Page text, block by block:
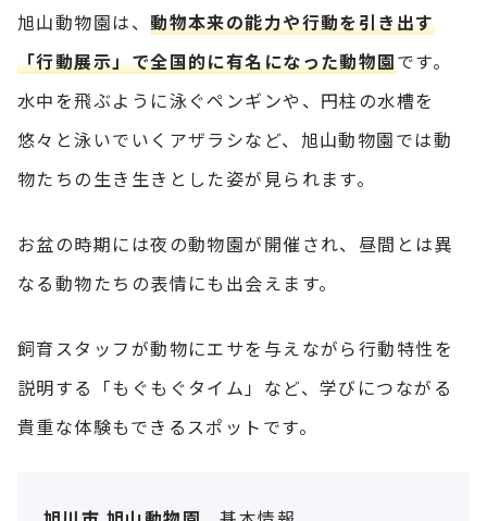
旭山動物園は、動物本来の能力や行動を引き出す
「行動展示」で全国的に有名になった動物園です。
水中を飛ぶように泳ぐペンギンや、円柱の水槽を
悠々と泳いでいくアザラシなど、旭山動物園では動
物たちの生き生きとした姿が見られます。
お盆の時期には夜の動物園が開催され、昼間とは異
なる動物たちの表情にも出会えます。
飼育スタッフが動物にエサを与えながら行動特性を
説明する「もぐもぐタイム」など、学びにつながる
貴重な体験もできるスポットです。